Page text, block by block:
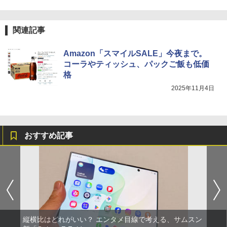
関連記事
Amazon「スマイルSALE」今夜まで。
コーラやティッシュ、パックご飯も低価
格
2025年11月4日
おすすめ記事
縦横比はどれがいい？ エンタメ目線で考える、サムスン